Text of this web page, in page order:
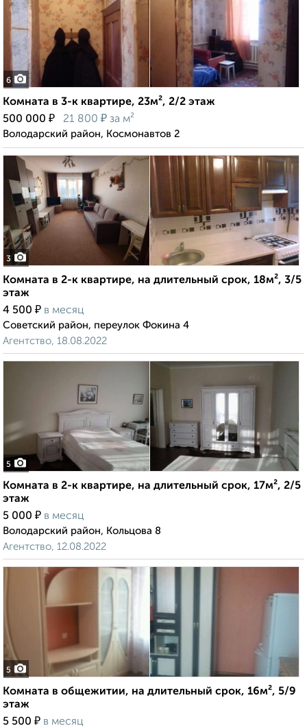
6
Комната в 3-к квартире, 23м², 2/2 этаж
500 000 ₽ 21 800 ₽ за м²
Володарский район, Космонавтов 2
3
Комната в 2-к квартире, на длительный срок, 18м², 3/5
этаж
4 500 ₽ в месяц
Советский район, переулок Фокина 4
Агентство, 18.08.2022
5
Комната в 2-к квартире, на длительный срок, 17м², 2/5
этаж
5 000 ₽ в месяц
Володарский район, Кольцова 8
Агентство, 12.08.2022
5
Комната в общежитии, на длительный срок, 16м², 5/9
этаж
5 500 ₽ в месяц